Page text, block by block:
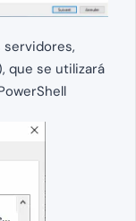
servidores,
que se utilizará